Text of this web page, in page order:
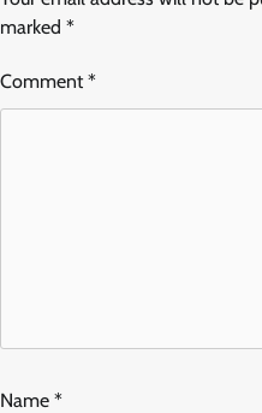
marked *
Comment*
Name *